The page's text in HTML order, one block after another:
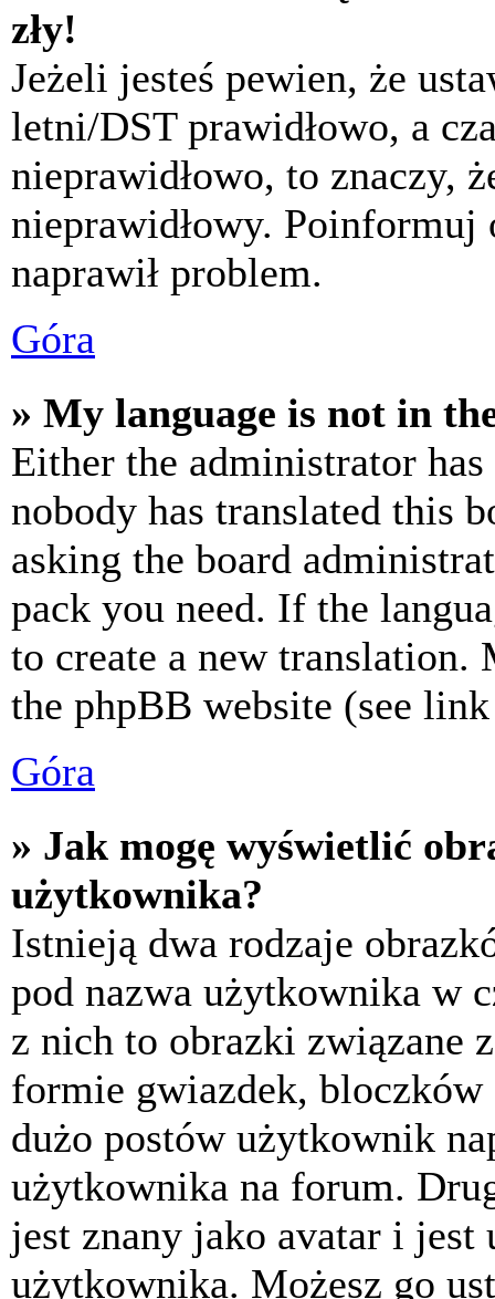
zły!
Jeżeli jesteś pewien, że
letni/DST prawidłowo, a
nieprawidłowo, to znaczy,
nieprawidłowy.
naprawił problem.
Góra
» My language is not in
Either the administrator
nobody has translated this
asking the board
pack you need. If the
to create a new
the phpBB website (see
Góra
» Jak mogę wyświetlić
użytkownika?
Istnieją dwa rodzaje
pod nazwa użytkownika w
z nich to obrazki związane
formie gwiazdek,
dużo postów użytkownik
użytkownika na forum.
jest znany jako avatar i jest
użytkownika. Możesz go